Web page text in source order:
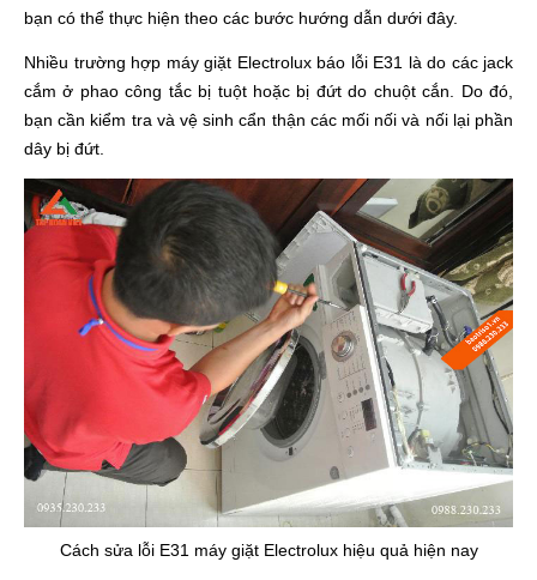
bạn có thể thực hiện theo các bước hướng dẫn dưới đây.
Nhiều trường hợp máy giặt Electrolux báo lỗi E31 là do các jack
cắm ở phao công tắc bị tuột hoặc bị đứt do chuột cắn. Do đó,
bạn cần kiểm tra và vệ sinh cẩn thận các mối nối và nối lại phần
dây bị đứt.
Cách sửa lỗi E31 máy giặt Electrolux hiệu quả hiện nay